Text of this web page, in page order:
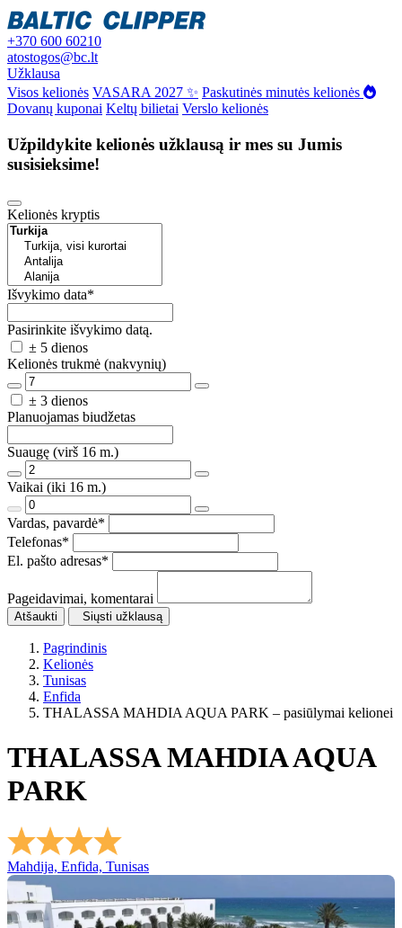
+370 600 60210
atostogos@bc.lt
Užklausa
Visos kelionės VASARA 2027 ✨ Paskutinės minutės kelionės
Dovanų kuponai Keltų bilietai Verslo kelionės
Užpildykite kelionės užklausą ir mes su Jumis
susisieksime!
Kelionės kryptis
Išvykimo data*
Pasirinkite išvykimo datą.
± 5 dienos
Kelionės trukmė (nakvynių)
± 3 dienos
Planuojamas biudžetas
Suaugę (virš 16 m.)
Vaikai (iki 16 m.)
Vardas, pavardė*
Telefonas*
El. pašto adresas*
Pageidavimai, komentarai
Atšaukti Siųsti užklausą
Pagrindinis
Kelionės
Tunisas
Enfida
THALASSA MAHDIA AQUA PARK – pasiūlymai kelionei
THALASSA MAHDIA AQUA
PARK
Mahdija, Enfida, Tunisas